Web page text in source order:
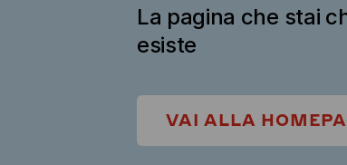
La pagina che stai
esiste
VAI ALLA